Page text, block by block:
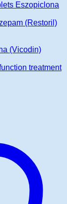
Eszopiclona
(Restoril)
(Vicodin)